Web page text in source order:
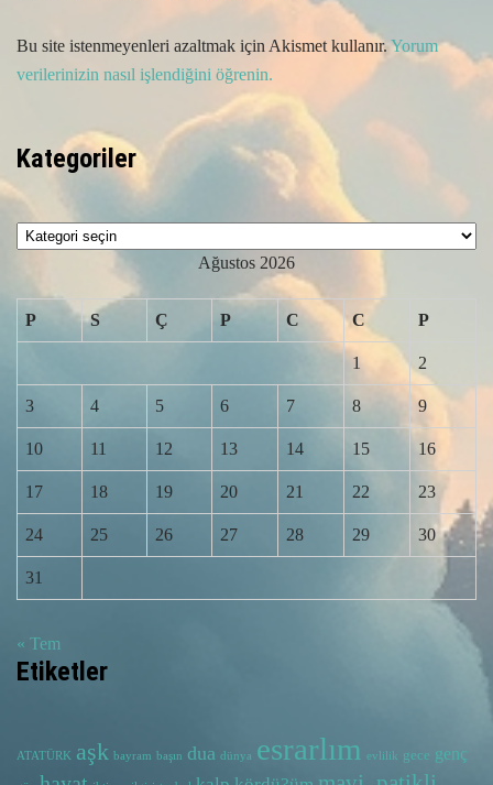
Bu site istenmeyenleri azaltmak için Akismet kullanır.Yorum
verilerinizin nasıl işlendiğini öğrenin.
Kategoriler
Kategoriler
Ağustos 2026
P S Ç P C C P
1 2
3 4 5 6 7 8 9
10 11 12 13 14 15 16
17 18 19 20 21 22 23
24 25 26 27 28 29 30
31
« Tem
Etiketler
ATATÜRK aşk bayram başın dua dünya esrarlım evlilik gece genç